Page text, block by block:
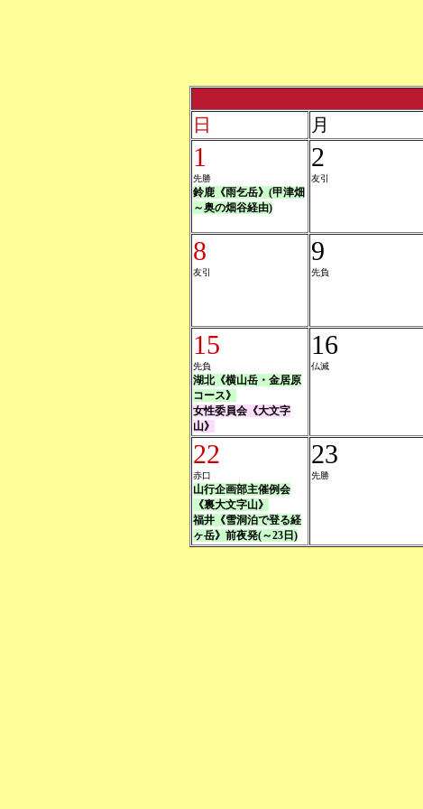
日 月
1
先勝
鈴鹿《雨乞岳》(甲津畑
～奥の畑谷経由)
2
友引
8
友引
9
先負
15
先負
湖北《横山岳・金居原
コース》
女性委員会《大文字
山》
16
仏滅
22
赤口
山行企画部主催例会
《裏大文字山》
福井《雪洞泊で登る経
ヶ岳》前夜発(～23日)
23
先勝